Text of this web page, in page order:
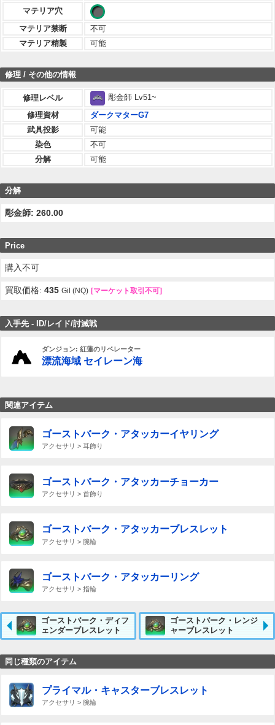
マテリア穴
マテリア禁断
不可
マテリア精製
可能
修理 / その他の情報
修理レベル
彫金師 Lv51~
修理資材
ダークマターG7
武具投影
可能
染色
不可
分解
可能
分解
彫金師: 260.00
Price
購入不可
買取価格:435 Gil (NQ) [マーケット取引不可]
入手先 - ID/レイド/討滅戦
ダンジョン: 紅蓮のリベレーター
漂流海域 セイレーン海
関連アイテム
ゴーストバーク・アタッカーイヤリング
アクセサリ > 耳飾り
ゴーストバーク・アタッカーチョーカー
アクセサリ > 首飾り
ゴーストバーク・アタッカーブレスレット
アクセサリ > 腕輪
ゴーストバーク・アタッカーリング
アクセサリ > 指輪
ゴーストバーク・ディフ
ェンダーブレスレット
ゴーストバーク・レンジ
ャーブレスレット
同じ種類のアイテム
プライマル・キャスターブレスレット
アクセサリ > 腕輪